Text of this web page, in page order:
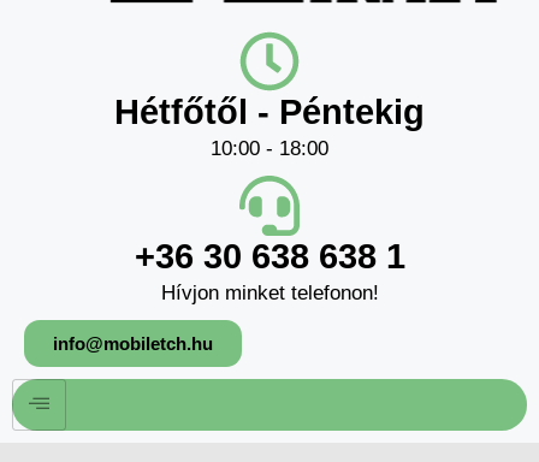
Hétfőtől - Péntekig
10:00 - 18:00
+36 30 638 638 1
Hívjon minket telefonon!
info@mobiletch.hu